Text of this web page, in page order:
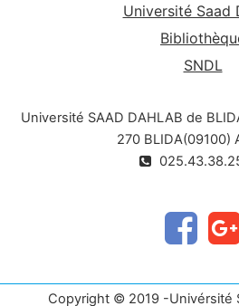
Université Saad
SNDL
Université SAAD DAHLAB de
270 BLIDA(09100)
Copyright © 2019 -Univérsité